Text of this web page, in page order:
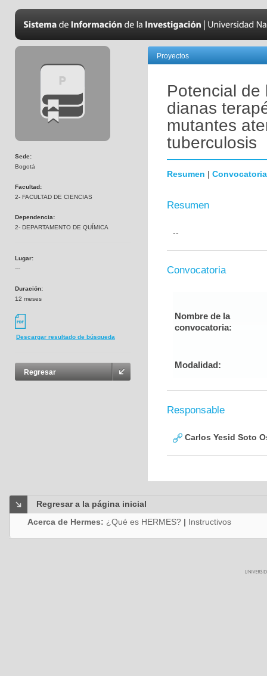
Sede:
Bogotá
Facultad:
2- FACULTAD DE CIENCIAS
Dependencia:
2- DEPARTAMENTO DE QUÍMICA
Lugar:
---
Duración:
12 meses
Descargar resultado de búsqueda
Regresar
Proyectos
Potencial de
dianas
mutantes
tuberculosis
Resumen | Convocatoria
Resumen
--
Convocatoria
Nombre de la
convocatoria:
Modalidad:
Responsable
Carlos Yesid Soto
Regresar a la página inicial
Acerca de Hermes: ¿Qué es HERMES? | Instructivos